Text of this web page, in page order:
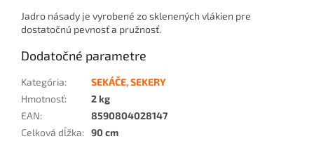
Jadro násady je vyrobené zo sklenených vlákien pre
dostatočnú pevnosť a pružnosť.
Dodatočné parametre
Kategória:
SEKÁČE, SEKERY
Hmotnosť:
2 kg
EAN:
8590804028147
Celková dĺžka: 90 cm